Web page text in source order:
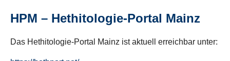
HPM – Hethitologie-Portal Mainz
Das Hethitologie-Portal Mainz ist aktuell erreichbar unter: